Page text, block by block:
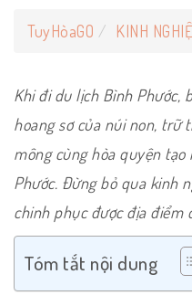
TuyHòaGO KINH
Khi đi du lịch Bình Phước,
hoang sơ của núi non, trữ
mông cùng hòa quyện
Phước. Đừng bỏ qua kinh
chinh phục được địa điểm
Tóm tắt nội dung